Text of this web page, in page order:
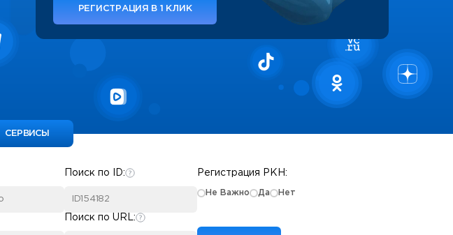
РЕГИСТРАЦИЯ В 1 КЛИК
СЕРВИСЫ
Поиск по ID:
Поиск по URL:
Регистрация РКН:
Не Важно Да Нет